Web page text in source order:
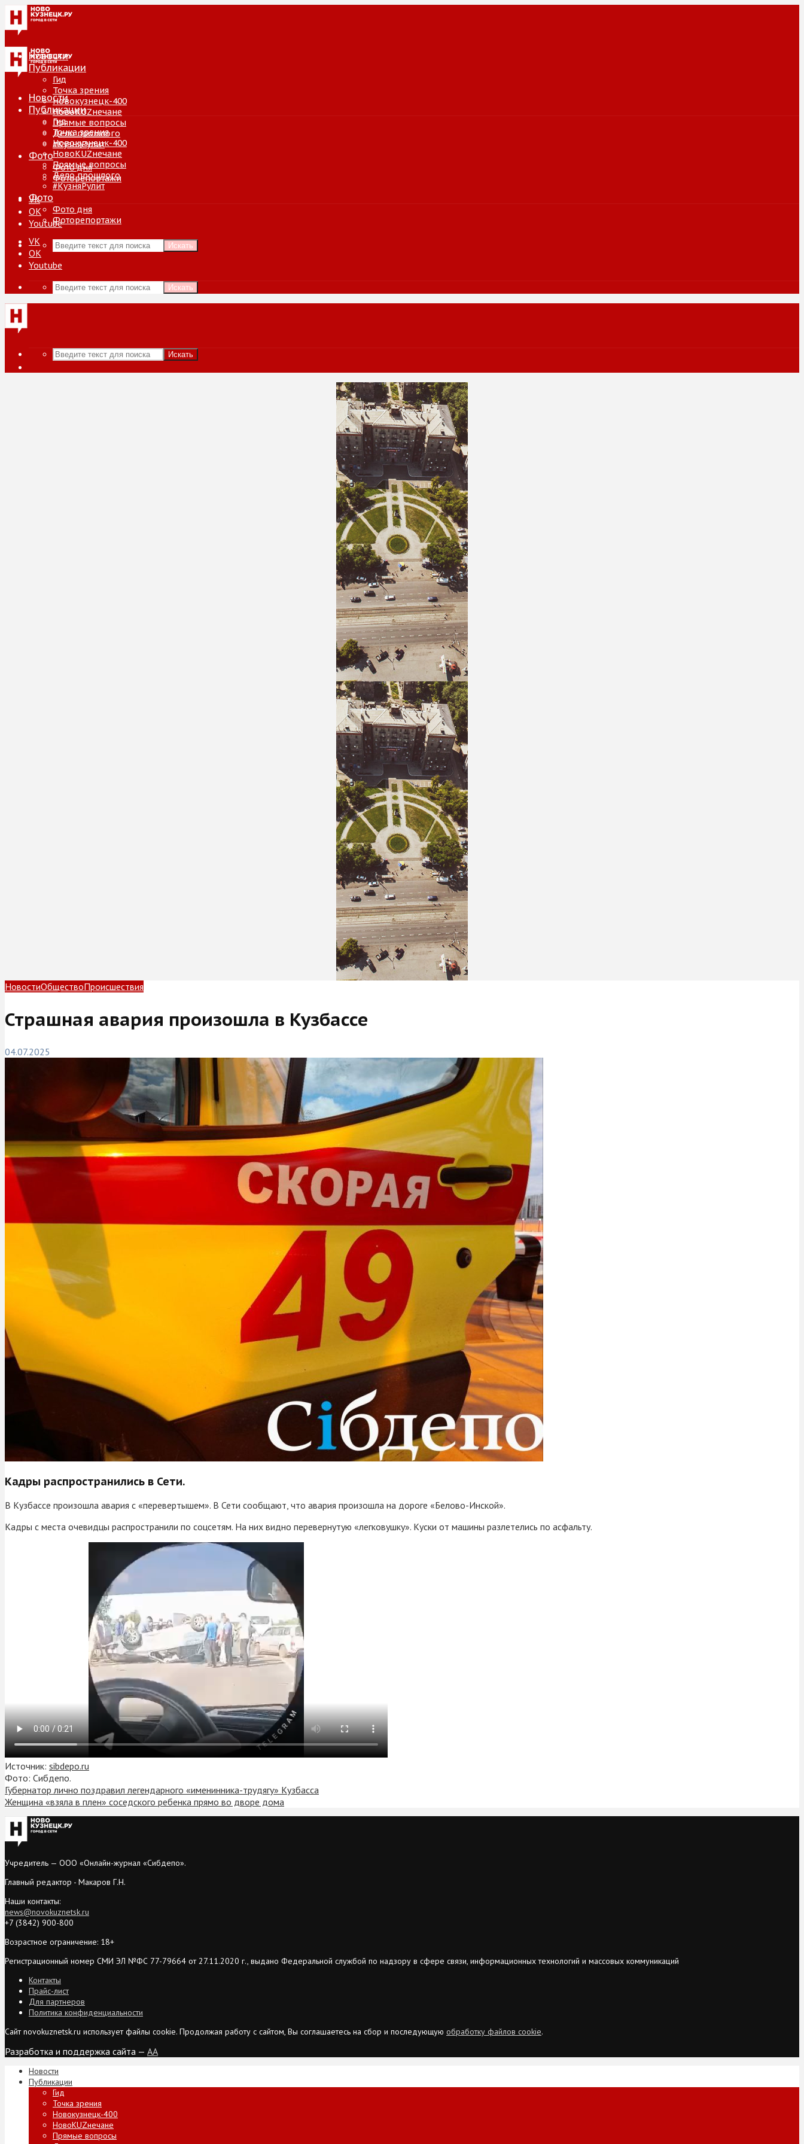
Новости
Публикации
Гид
Точка зрения
Новокузнецк-400
НовоKUZнечане
Прямые вопросы
Дело прошлого
#КузняРулит
Фото
Фото дня
Фоторепортажи
VK
ОК
Youtube
Искать
Новости
Публикации
Гид
Точка зрения
Новокузнецк-400
НовоKUZнечане
Прямые вопросы
Дело прошлого
#КузняРулит
Фото
Фото дня
Фоторепортажи
VK
ОК
Youtube
Искать
Искать
НовостиОбществоПроисшествия
Страшная авария произошла в Кузбассе
04.07.2025
Кадры распространились в Сети.
В Кузбассе произошла авария с «перевертышем». В Сети сообщают, что авария произошла на дороге «Белово-Инской».
Кадры с места очевидцы распространили по соцсетям. На них видно перевернутую «легковушку». Куски от машины разлетелись по асфальту.
Источник: sibdepo.ru
Фото: Сибдепо.
Губернатор лично поздравил легендарного «именинника-трудягу» Кузбасса
Женщина «взяла в плен» соседского ребенка прямо во дворе дома
Учредитель — ООО «Онлайн-журнал «Сибдепо».
Главный редактор - Макаров Г.Н.
Наши контакты:
news@novokuznetsk.ru
+7 (3842) 900-800
Возрастное ограничение: 18+
Регистрационный номер СМИ ЭЛ №ФС 77-79664 от 27.11.2020 г., выдано Федеральной службой по надзору в сфере связи, информационных технологий и массовых коммуникаций
Контакты
Прайс-лист
Для партнеров
Политика конфиденциальности
Сайт novokuznetsk.ru использует файлы cookie. Продолжая работу с сайтом, Вы соглашаетесь на сбор и последующую обработку файлов cookie.
Разработка и поддержка сайта — AA
Новости
Публикации
Гид
Точка зрения
Новокузнецк-400
НовоKUZнечане
Прямые вопросы